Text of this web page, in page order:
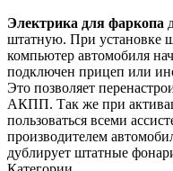
Электрика для фаркопа
штатную. При установке
компьютер автомобиля
подключен прицеп или
Это позволяет
АКПП. Так же при
пользоваться всеми
производителем
дублирует штатные